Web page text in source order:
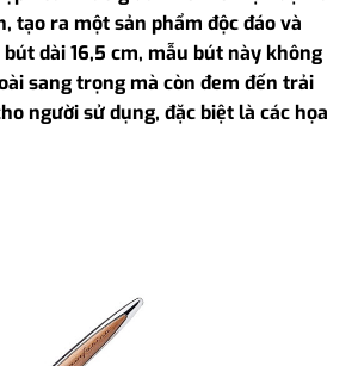
tạo ra một sản phẩm độc đáo và
dài 16,5 cm, mẫu bút này không
sang trọng mà còn đem đến trải
người sử dụng, đặc biệt là các họa